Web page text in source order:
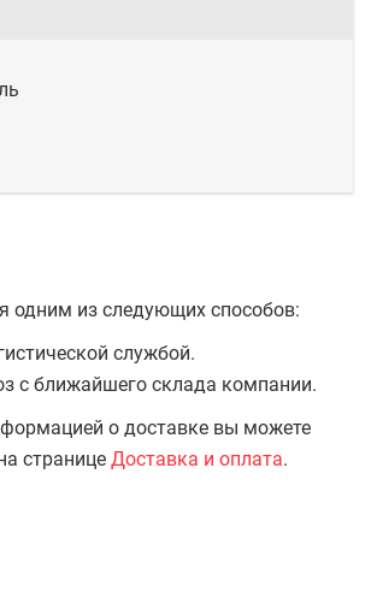
одним из следующих способов:
службой.
с ближайшего склада компании.
о доставке вы можете
странице Доставка и оплата.